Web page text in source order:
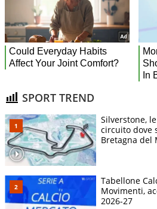
SPORT TREND
Silverstone,
circuito dove
Bretagna del
Tabellone
Movimenti,
2026-27